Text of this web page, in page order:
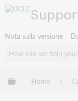
Nota sulla versione
Espandi/
Home